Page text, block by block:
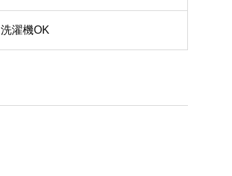
洗濯機OK